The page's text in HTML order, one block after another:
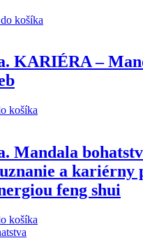
košíka
KARIÉRA –
košíka
Mandala
a kariérny
feng shui
košíka